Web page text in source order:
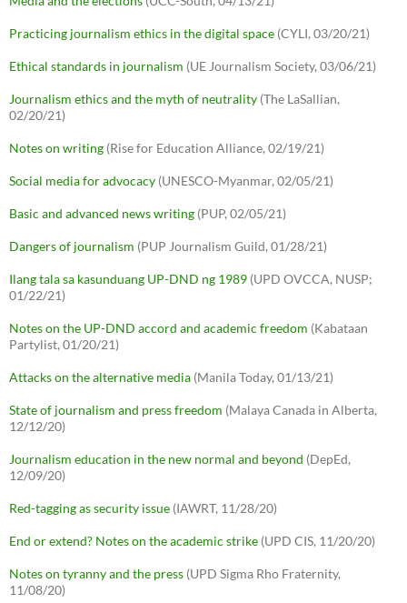
Practicing journalism ethics in the digital space (CYLI, 03/20/21)
Ethical standards in journalism (UE Journalism Society, 03/06/21)
Journalism ethics and the myth of neutrality (The LaSallian,
02/20/21)
Notes on writing (Rise for Education Alliance, 02/19/21)
Social media for advocacy (UNESCO-Myanmar, 02/05/21)
Basic and advanced news writing (PUP, 02/05/21)
Dangers of journalism (PUP Journalism Guild, 01/28/21)
Ilang tala sa kasunduang UP-DND ng 1989 (UPD OVCCA, NUSP;
01/22/21)
Notes on the UP-DND accord and academic freedom (Kabataan
Partylist, 01/20/21)
Attacks on the alternative media (Manila Today, 01/13/21)
State of journalism and press freedom (Malaya Canada in Alberta,
12/12/20)
Journalism education in the new normal and beyond (DepEd,
12/09/20)
Red-tagging as security issue (IAWRT, 11/28/20)
End or extend? Notes on the academic strike (UPD CIS, 11/20/20)
Notes on tyranny and the press (UPD Sigma Rho Fraternity,
11/08/20)